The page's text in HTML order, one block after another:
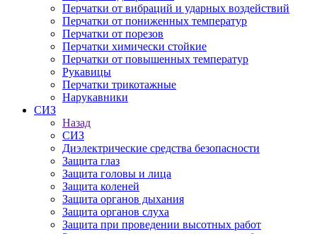
Перчатки от вибраций и ударных воздействий
Перчатки от пониженных температур
Перчатки от порезов
Перчатки химически стойкие
Перчатки от повышенных температур
Рукавицы
Перчатки трикотажные
Нарукавники
СИЗ
Назад
СИЗ
Диэлектрические средства безопасности
Защита глаз
Защита головы и лица
Защита коленей
Защита органов дыхания
Защита органов слуха
Защита при проведении высотных работ